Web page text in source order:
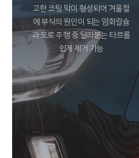
고한 코팅 막이 형성되어 겨울철
에 부식의 원인이 되는 염화칼슘
과 도로 주행 중 달라붙는 타르를
쉽게 제거 가능